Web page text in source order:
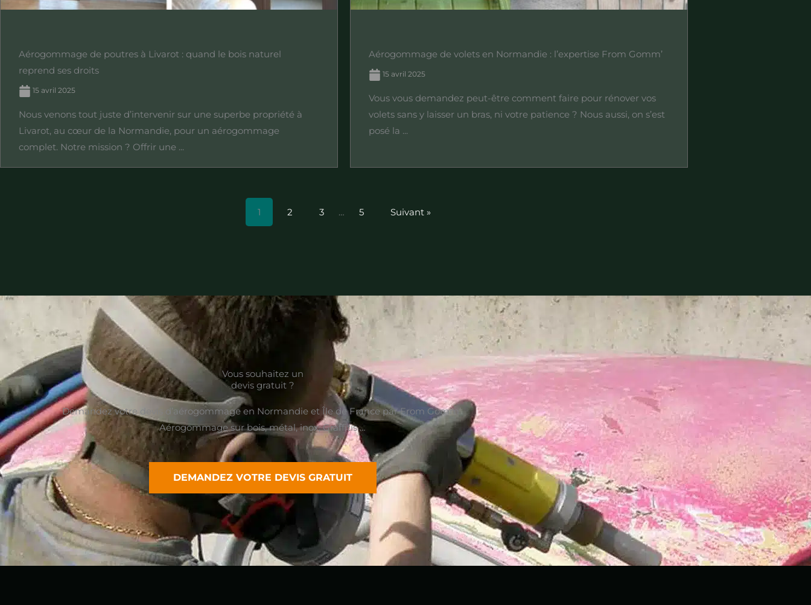
Aérogommage de poutres à Livarot : quand le bois naturel
reprend ses droits
15 avril 2025
Nous venons tout juste d’intervenir sur une superbe propriété à
Livarot, au cœur de la Normandie, pour un aérogommage
complet. Notre mission ? Offrir une ...
Aérogommage de volets en Normandie : l’expertise From Gomm’
15 avril 2025
Vous vous demandez peut-être comment faire pour rénover vos
volets sans y laisser un bras, ni votre patience ? Nous aussi, on s’est
posé la ...
1 2 3 … 5 Suivant »
Vous souhaitez un
devis gratuit ?
Demandez votre devis d’aérogommage en Normandie et Île de France par From Gomm’.
Aérogommage sur bois, métal, inox, Graffitis …
DEMANDEZ VOTRE DEVIS GRATUIT